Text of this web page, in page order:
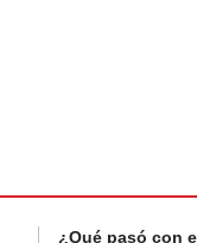
¿Qué pasó con el